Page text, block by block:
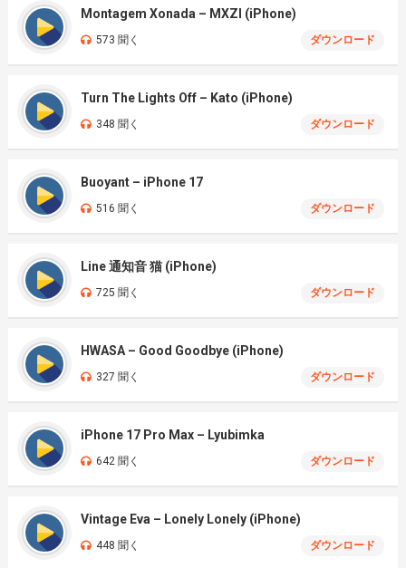
Montagem Xonada – MXZI (iPhone)
573 聞く ダウンロード
Turn The Lights Off – Kato (iPhone)
348 聞く ダウンロード
Buoyant – iPhone 17
516 聞く ダウンロード
Line 通知音 猫 (iPhone)
725 聞く ダウンロード
HWASA – Good Goodbye (iPhone)
327 聞く ダウンロード
iPhone 17 Pro Max – Lyubimka
642 聞く ダウンロード
Vintage Eva – Lonely Lonely (iPhone)
448 聞く ダウンロード